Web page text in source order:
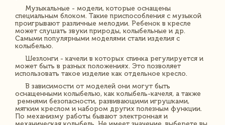
Музыкальные - модели, которые оснащены
специальным блоком. Такие приспособления с музыкой
проигрывают различные мелодии. Ребенок в кресле
может слушать звуки природы, колыбельные и др.
Самыми популярными моделями стали изделия с
колыбелью.
Шезлонги - качели в которых спинка регулируется и
может быть в разных положениях. Это позволяет
использовать такое изделие как отдельное кресло.
В зависимости от моделей они могут быть
оснащенными колыбелью, как колыбель-качеля, а также
ремнями безопасности, развивающими игрушками,
мягким креслом и набором других полезным функции.
По механизму работы бывают электронная и